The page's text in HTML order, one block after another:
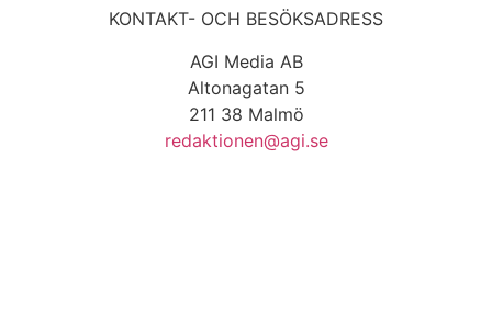
KONTAKT- OCH BESÖKSADRESS
AGI Media AB
Altonagatan 5
211 38 Malmö
redaktionen@agi.se